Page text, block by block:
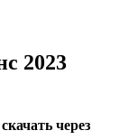
2023
через